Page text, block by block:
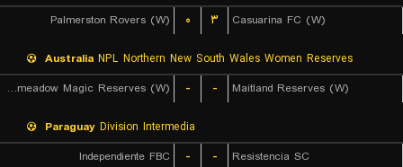
Palmerston Rovers (W)
۰ ۳ Casuarina FC (W)
Australia NPL Northern New South Wales Women Reserves
Broadmeadow Magic Reserves (W)
- - Maitland Reserves (W)
Paraguay Division Intermedia
Independiente FBC
- - Resistencia SC